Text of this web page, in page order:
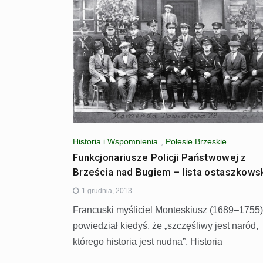
Historia i Wspomnienia Polesie Brzeskie
Funkcjonariusze Policji Państwowej z
Brześcia nad Bugiem – lista
1 grudnia, 2013
Francuski myśliciel Monteskiusz
powiedział kiedyś, że „szczęśliwy jest naród,
którego historia jest nudna”. Historia